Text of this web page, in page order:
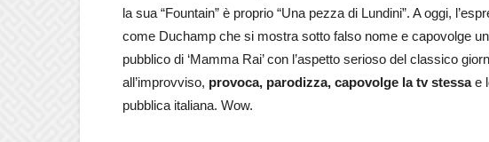
la sua “Fountain” è proprio “Una pezza di Lundini”. A oggi,
come Duchamp che si mostra sotto falso nome e capovolge
pubblico di ‘Mamma Rai’ con l’aspetto serioso del classico
all’improvviso, provoca, parodizza, capovolge la tv stessae
pubblica italiana. Wow.